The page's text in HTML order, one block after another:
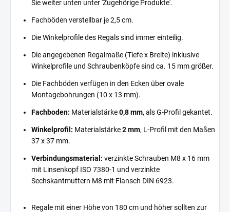
Sie weiter unten unter 'Zugehörige Produkte'.
Fachböden verstellbar je 2,5 cm.
Die Winkelprofile des Regals sind immer einteilig.
Die angegebenen Regalmaße (Tiefe x Breite) inklusive
Winkelprofile und Schraubenköpfe sind ca. 15 mm größer.
Die Fachböden verfügen in den Ecken über ovale
Montagebohrungen (10 x 13 mm).
Fachboden: Materialstärke0,8 mm, als G-Profil gekantet.
Winkelprofil: Materialstärke2 mm, L-Profil mit den Maßen
37 x 37 mm.
Verbindungsmaterial: verzinkte Schrauben M8 x 16 mm
mit Linsenkopf ISO 7380-1 und verzinkte
Sechskantmuttern M8 mit Flansch DIN 6923.
Regale mit einer Höhe von 180 cm und höher sollten zur